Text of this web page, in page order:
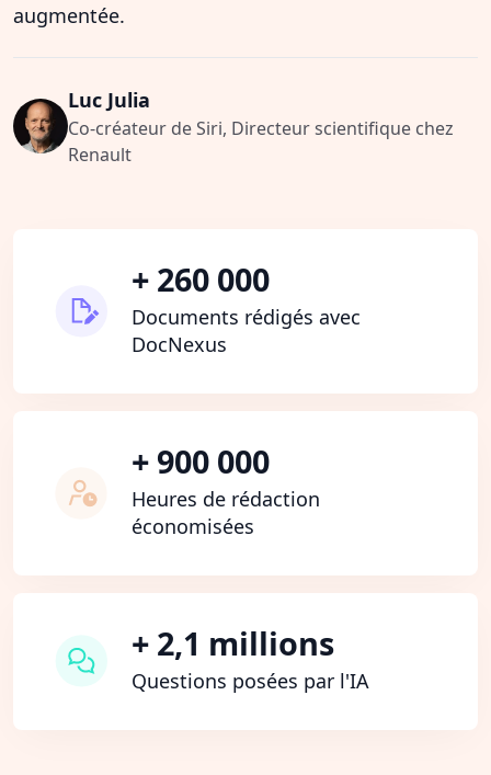
augmentée.
Luc Julia
Co-créateur de Siri, Directeur scientifique chez
Renault
+ 260 000
Documents rédigés avec
DocNexus
+ 900 000
Heures de rédaction
économisées
+ 2,1 millions
Questions posées par l'IA